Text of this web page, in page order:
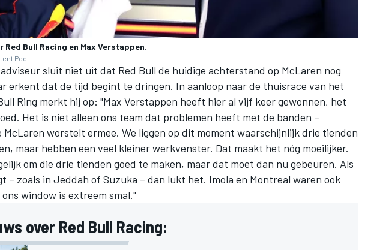
Red Bull Racing en Max Verstappen.
Pool
sluit niet uit dat Red Bull de huidige achterstand op McLaren nog
erkent dat de tijd begint te dringen. In aanloop naar de thuisrace van het
Ring merkt hij op: "Max Verstappen heeft hier al vijf keer gewonnen, het
Het is niet alleen ons team dat problemen heeft met de banden –
McLaren worstelt ermee. We liggen op dit moment waarschijnlijk drie tienden
maar hebben een veel kleiner werkvenster. Dat maakt het nóg moeilijker.
om die drie tienden goed te maken, maar dat moet dan nu gebeuren. Als
– zoals in Jeddah of Suzuka – dan lukt het. Imola en Montreal waren ook
window is extreem smal."
over Red Bull Racing: